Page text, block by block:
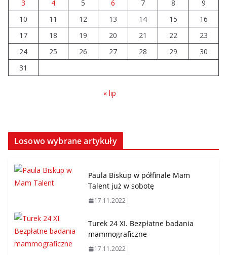
3
4 5 6 7 8
9
10
11 12 13 14 15
16
17
18 19 20 21 22
23
24
25 26 27 28 29
30
31
« lip
Losowo wybrane artykuły
Paula Biskup w półfinale Mam
Talent już w sobotę
17.11.2022
Turek 24 XI. Bezpłatne badania
mammograficzne
17.11.2022